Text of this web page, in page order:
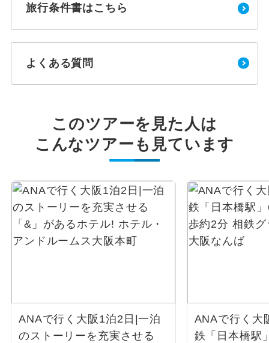
旅行条件書はこちら
よくある質問
このツアーを見た人は
こんなツアーも見ています
ANAで行く大阪1泊2日|一泊
のストーリーを充実させる
ANAで行く大
鉄「日本橋駅